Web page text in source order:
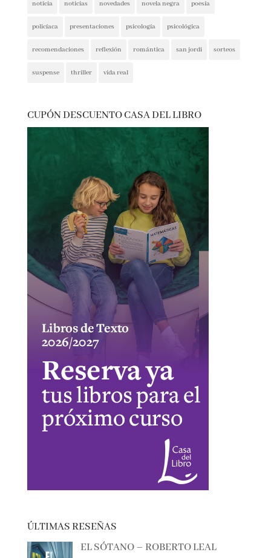
intriga lectura conjunta misterio narrativa
narrativa contemporánea negra noticia noticias
novedades novela negra poesía policíaca
presentaciones psicología
thriller vida real
CUPÓN DESCUENTO CASA DEL LIBRO